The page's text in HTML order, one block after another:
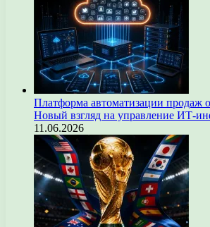
Платформа автоматизации продаж
Новый взгляд на управление ИТ-
11.06.2026